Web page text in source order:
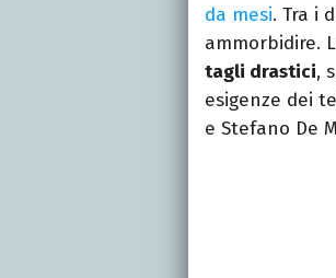
da mesi. Tra i
ammorbidire.
tagli drastici,
esigenze dei
e Stefano De